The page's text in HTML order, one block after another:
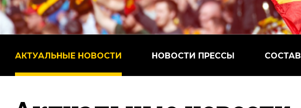
АКТУАЛЬНЫЕ НОВОСТИ НОВОСТИ ПРЕССЫ СОСТАВ